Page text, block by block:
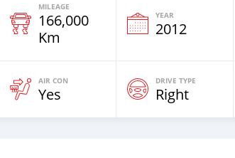
MILEAGE
166,000
Km
YEAR
2012
AIR CON
Yes
DRIVE TYPE
Right